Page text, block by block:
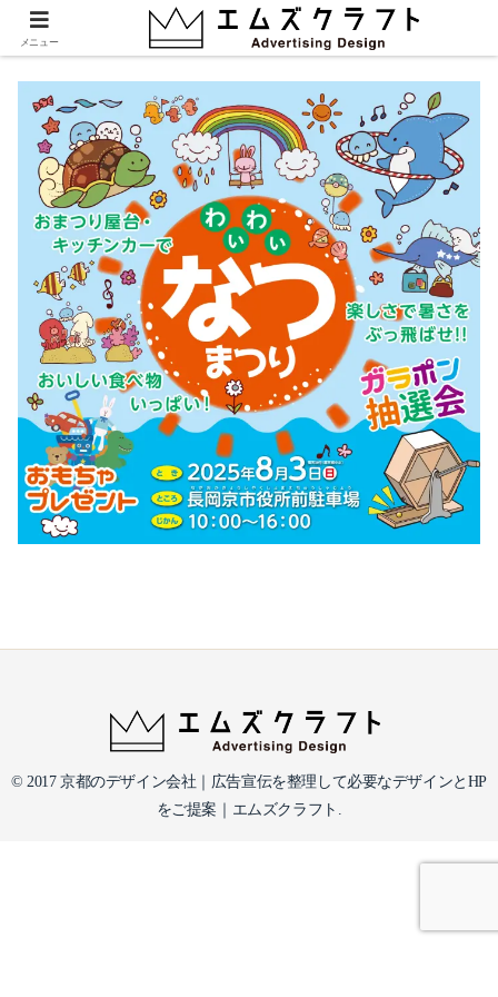
2025_summer
© 2017 京都のデザイン会社｜広告宣伝を整理して必要なデザインとHP
をご提案｜エムズクラフト.
メニュー